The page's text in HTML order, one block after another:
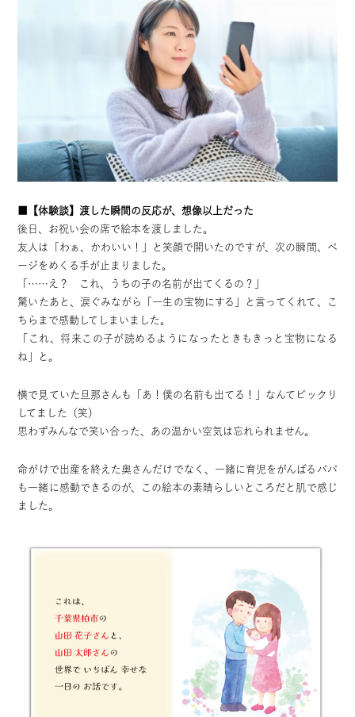
■【体験談】渡した瞬間の反応が、想像以上だった
後日、お祝い会の席で絵本を渡しました。
友人は「わぁ、かわいい！」と笑顔で開いたのですが、次の瞬間、ペ
ージをめくる手が止まりました。
「……え？ これ、うちの子の名前が出てくるの？」
驚いたあと、涙ぐみながら「一生の宝物にする」と言ってくれて、こ
ちらまで感動してしまいました。
「これ、将来この子が読めるようになったときもきっと宝物になる
ね」と。
横で見ていた旦那さんも「あ！僕の名前も出てる！」なんてビックリ
してました（笑）
思わずみんなで笑い合った、あの温かい空気は忘れられません。
命がけで出産を終えた奥さんだけでなく、一緒に育児をがんばるパパ
も一緒に感動できるのが、この絵本の素晴らしいところだと肌で感じ
ました。